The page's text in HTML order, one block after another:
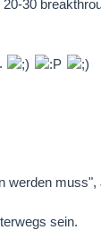
30
werden muss",
sein.